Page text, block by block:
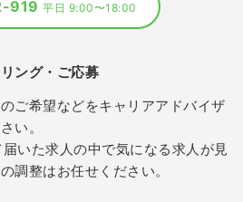
919平日 9:00〜18:00
ング・ご応募
ご希望などをキャリアアドバイザ
い。
いた求人の中で気になる求人が見
調整はお任せください。